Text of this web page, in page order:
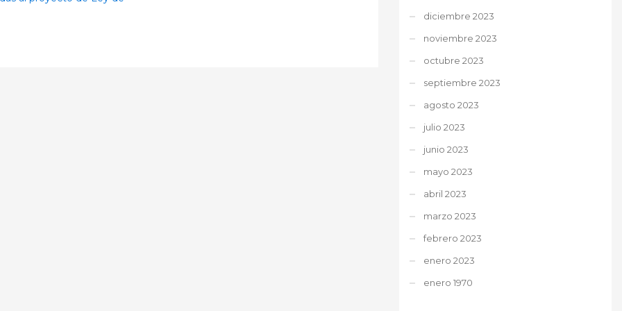
diciembre 2023
noviembre 2023
octubre 2023
septiembre 2023
agosto 2023
julio 2023
junio 2023
mayo 2023
abril 2023
marzo 2023
febrero 2023
enero 2023
enero 1970